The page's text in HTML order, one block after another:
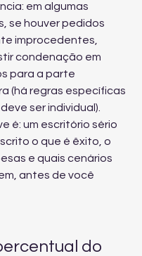
em algumas
se houver pedidos
improcedentes,
condenação em
para a parte
(há regras específicas
ser individual).
é: um escritório sério
o que é êxito, o
e quais cenários
antes de você
do